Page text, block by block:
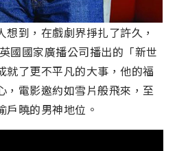
到，在戲劇界掙扎了許久，
國國家廣播公司播出的「新世
就了更不平凡的大事，他的福
，電影邀約如雪片般飛來，至
戶曉的男神地位。